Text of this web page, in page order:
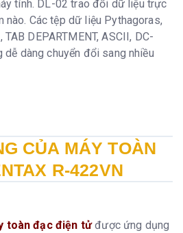
tính. DL-02 trao đổi dữ liệu trực
Các tệp dữ liệu Pythagoras,
DEPARTMENT, ASCII, DC-
dễ dàng chuyển đổi sang nhiều
CỦA MÁY TOÀN
R-422VN
toàn đạc điện tửđược ứng dụng